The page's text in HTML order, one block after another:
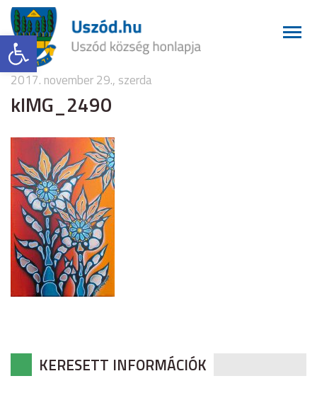
Eszköztár megnyitása
2017. november 29., szerda
kIMG_2490
KERESETT INFORMÁCIÓK